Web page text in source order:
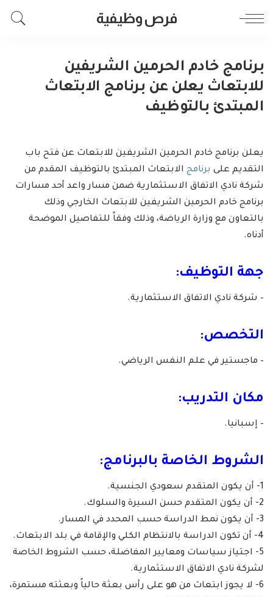
فرص وظيفية
برنامج خادم الحرمين الشريفين
للابتعاث يعلن عن برنامج الابتعاث
المبتدئ بالتوظيف
يعلن برنامج خادم الحرمين الشريفين للابتعاث عن فتح باب
التقديم على برنامج الابتعاث المبتدئ بالتوظيف المقدم من
شركة نادي الاتفاق الاستثمارية ضمن مسار واعد أحد مسارات
برنامج خادم الحرمين الشريفين للابتعاث الخارجي وذلك
بالتعاون مع وزارة الرياضة، وذلك وفقاً للتفاصيل الموضحة
أدناه.
جهة التوظيف:
– شركة نادي الاتفاق الاستثمارية.
التخصص:
– ماجستير في علم النفس الرياضي.
مكان التدريب:
– إسبانيا.
الشروط الخاصة بالبرنامج:
1- أن يكون المتقدم سعودي الجنسية.
2- أن يكون المتقدم حسن السيرة والسلوك.
3- أن يكون نمط الدراسة حسب المحدد في المسار.
4- أن تكون الدراسة بالانتظام الكلي والإقامة في بلد الابتعاث.
5- اجتياز سياسات ومعايير المفاضلة، حسب الشروط الخاصة
لشركة نادي الاتفاق الاستثمارية.
6- لا يجوز ابتعاث من هو على رأس بعثة حالياً وبعثته مستمرة،